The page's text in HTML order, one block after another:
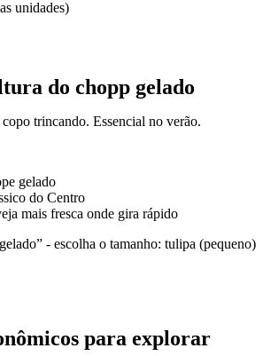
unidades)
do chopp gelado
trincando. Essencial no verão.
gelado
do Centro
mais fresca onde gira rápido
- escolha o tamanho: tulipa (pequeno)
para explorar